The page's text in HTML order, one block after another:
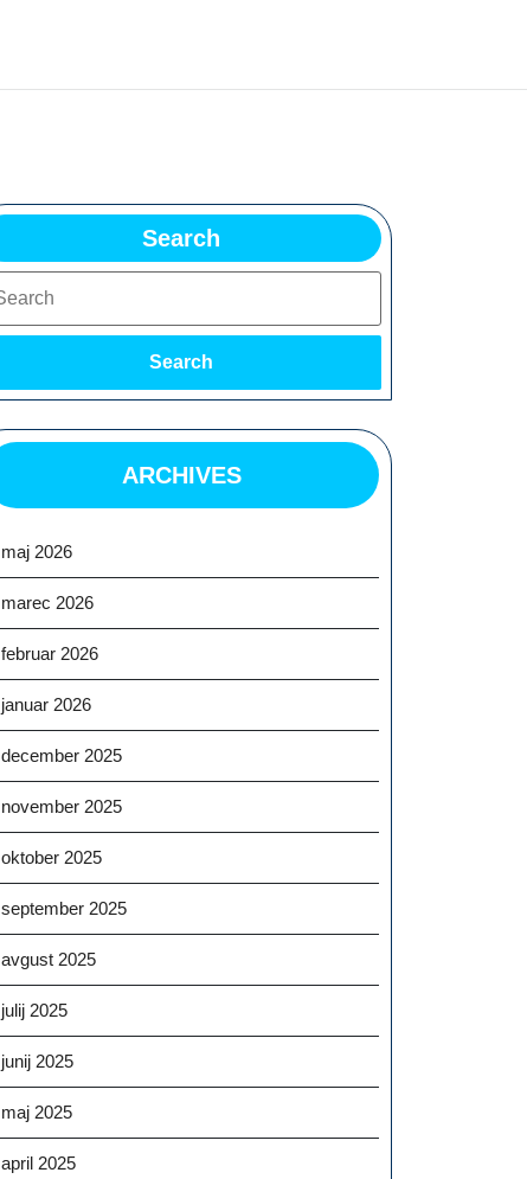
Search
Search
ARCHIVES
maj 2026
marec 2026
februar 2026
januar 2026
december 2025
november 2025
oktober 2025
september 2025
avgust 2025
julij 2025
junij 2025
maj 2025
april 2025